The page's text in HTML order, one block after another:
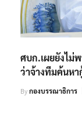
ศบก.เผยยังไม่
ว่าจ้างทีมค้นหา
Byกองบรรณาธิการ